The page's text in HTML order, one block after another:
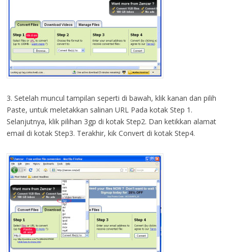
3. Setelah muncul tampilan seperti di bawah, klik kanan dan pilih
Paste, untuk meletakkan salinan URL Pada kotak Step 1.
Selanjutnya, klik pilihan 3gp di kotak Step2. Dan ketikkan alamat
email di kotak Step3. Terakhir, kik Convert di kotak Step4.